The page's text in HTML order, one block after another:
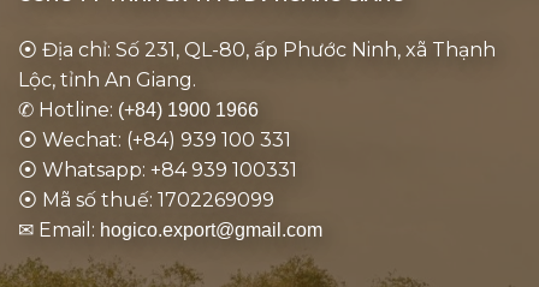
⦿ Địa chỉ: Số 231, QL-80, ấp Phước Ninh, xã Thạnh
Lộc, tỉnh An Giang.
✆ Hotline: (+84) 1900 1966
⦿ Wechat: (+84) 939 100 331
⦿ Whatsapp: +84 939 100331
⦿ Mã số thuế: 1702269099
✉ Email: hogico.export@gmail.com